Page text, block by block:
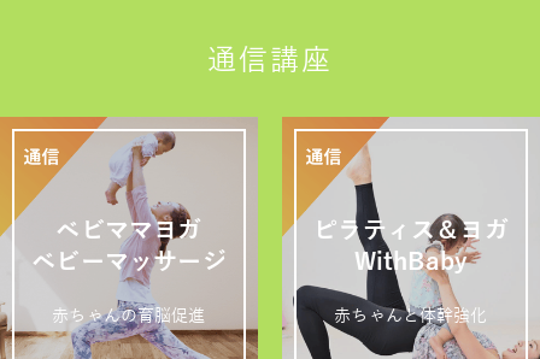
通信講座
ベビママヨガ
ベビーマッサージ
赤ちゃんの育脳促進
ピラティス＆ヨガ
WithBaby
赤ちゃんと体幹強化